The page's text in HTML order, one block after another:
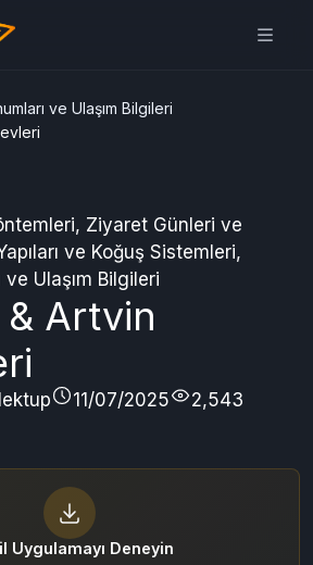
Mektup | Online
ve Cezaevine
kullanın
ve Ulaşım Bilgileri
, Ziyaret Günleri ve
ve Koğuş Sistemleri
ve Ulaşım Bilgileri
Artvin
11/07/2025